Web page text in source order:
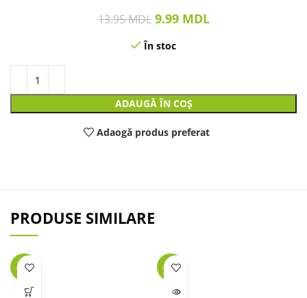
13.95MDL 9.99 MDL
În stoc
ADAUGĂ ÎN COȘ
Adaogă produs preferat
PRODUSE SIMILARE
-25% -45%
LIPSĂ